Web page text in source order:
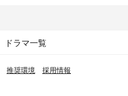
ドラマ一覧
推奨環境 採用情報